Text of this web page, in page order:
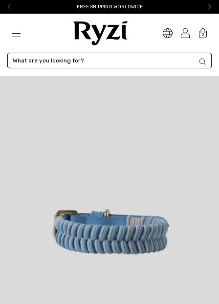
FREE SHIPPING WORLDWIDE
0